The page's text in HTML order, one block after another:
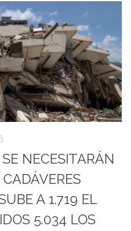
NECESITARÁN
A 1.719 EL
5.034 LOS